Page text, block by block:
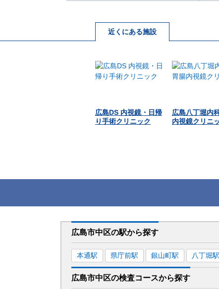
近くにある施設
広島DS 内視鏡・日帰
り手術クリニック
広島八丁堀内
内視鏡クリニ
広島市中区の駅から探す
本通駅 県庁前駅 銀山町駅 八丁堀駅
広島市中区の検査コースから探す